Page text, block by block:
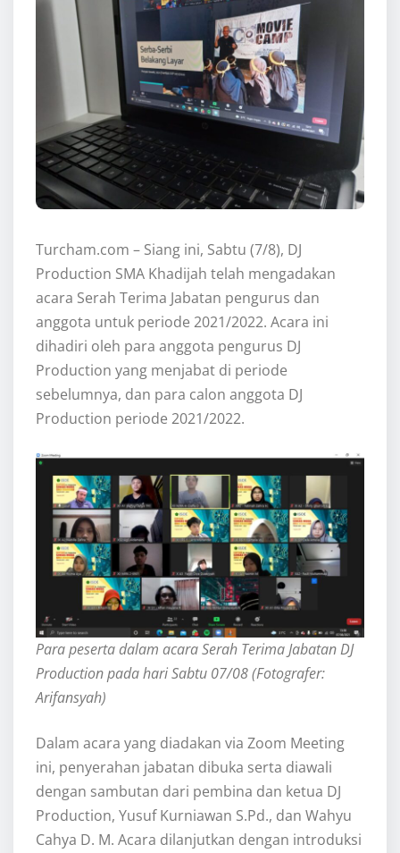
Turcham.com – Siang ini, Sabtu (7/8), DJ
Production SMA Khadijah telah mengadakan
acara Serah Terima Jabatan pengurus dan
anggota untuk periode 2021/2022. Acara ini
dihadiri oleh para anggota pengurus DJ
Production yang menjabat di periode
sebelumnya, dan para calon anggota DJ
Production periode 2021/2022.
Para peserta dalam acara Serah Terima JabatanDJ
Production pada hari Sabtu 07/08 (Fotografer:
Arifansyah)
Dalam acara yang diadakan via Zoom Meeting
ini, penyerahan jabatan dibuka serta diawali
dengan sambutan dari pembina dan ketua DJ
Production, Yusuf Kurniawan S.Pd., dan Wahyu
Cahya D. M. Acara dilanjutkan dengan introduksi